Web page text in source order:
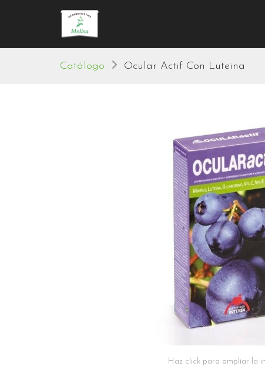
Catálogo Ocular Actif Con Luteina
Haz click para ampliar la